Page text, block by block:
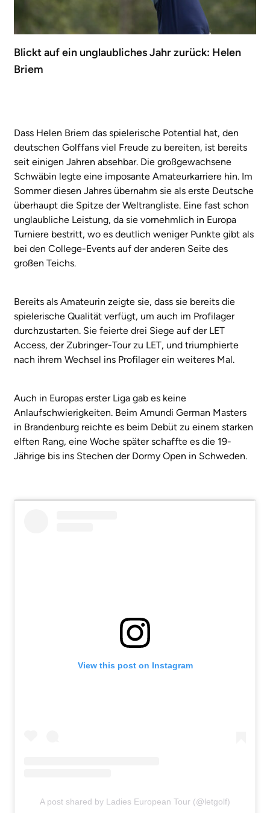
Blickt auf ein unglaubliches Jahr zurück: Helen
Briem
Dass Helen Briem das spielerische Potential hat, den
deutschen Golffans viel Freude zu bereiten, ist bereits
seit einigen Jahren absehbar. Die großgewachsene
Schwäbin legte eine imposante Amateurkarriere hin. Im
Sommer diesen Jahres übernahm sie als erste Deutsche
überhaupt die Spitze der Weltrangliste. Eine fast schon
unglaubliche Leistung, da sie vornehmlich in Europa
Turniere bestritt, wo es deutlich weniger Punkte gibt als
bei den College-Events auf der anderen Seite des
großen Teichs.
Bereits als Amateurin zeigte sie, dass sie bereits die
spielerische Qualität verfügt, um auch im Profilager
durchzustarten. Sie feierte drei Siege auf der LET
Access, der Zubringer-Tour zu LET, und triumphierte
nach ihrem Wechsel ins Profilager ein weiteres Mal.
Auch in Europas erster Liga gab es keine
Anlaufschwierigkeiten. Beim Amundi German Masters
in Brandenburg reichte es beim Debüt zu einem starken
elften Rang, eine Woche später schaffte es die 19-
Jährige bis ins Stechen der Dormy Open in Schweden.
View this post on Instagram
A post shared by Ladies European Tour (@letgolf)